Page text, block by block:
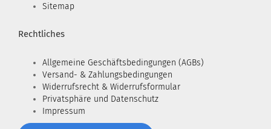
Sitemap
Rechtliches
Allgemeine Geschäftsbedingungen (AGBs)
Versand- & Zahlungsbedingungen
Widerrufsrecht & Widerrufsformular
Privatsphäre und Datenschutz
Impressum